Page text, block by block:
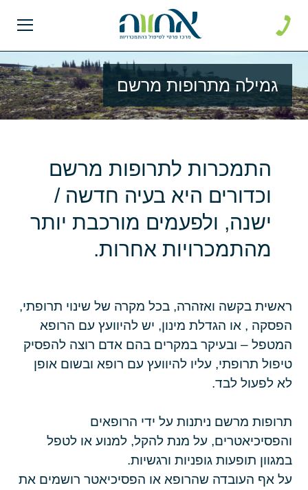
גמילה מתרופות מרשם
התמכרות לתרופות מרשם
וכדורים היא בעיה חדשה /
ישנה, ולפעמים מורכבת יותר
מהתמכרויות אחרות.
ראשית בקשה ואזהרה, בכל מקרה של שינוי תרופתי,
הפסקה , או הגדלת מינון, יש להיוועץ עם הרופא
המטפל – ובעיקר במקרים בהם אדם רוצה להפסיק
טיפול תרופתי, עליו להיוועץ עם רופא ובשום אופן
לא לפעול לבד.
תרופות מרשם ניתנות על ידי הרופאים
והפסיכיאטרים, על מנת להקל, למנוע או לטפל
במגוון תופעות גופניות ורגשיות.
על אף העובדה שהרופא או הפסיכיאטר רושמים את